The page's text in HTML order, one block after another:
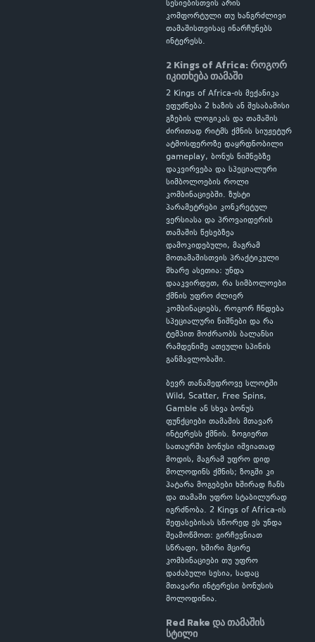
სესიებისთვის არის
კომფორტული თუ ხანგრძლივი
თამაშისთვისაც ინარჩუნებს
ინტერესს.
2 Kings of Africa: როგორ
იკითხება თამაში
2 Kings of Africa-ის მექანიკა
ეფუძნება 2 ხაზის ან შესაბამისი
გზების ლოგიკას და თამაშის
ძირითად რიტმს ქმნის სიუჟეტურ
ატმოსფეროზე დაყრდნობილი
gameplay, ბონუს ნიშნებზე
დაკვირვება და სპეციალური
სიმბოლოების როლი
კომბინაციებში. ზუსტი
პარამეტრები კონკრეტულ
ვერსიასა და პროვაიდერის
თამაშის წესებზეა
დამოკიდებული, მაგრამ
მოთამაშისთვის პრაქტიკული
მხარე ასეთია: უნდა
დააკვირდეთ, რა სიმბოლოები
ქმნის უფრო ძლიერ
კომბინაციებს, როგორ ჩნდება
სპეციალური ნიშნები და რა
ტემპით მოძრაობს ბალანსი
რამდენიმე ათეული სპინის
განმავლობაში.
ბევრ თანამედროვე სლოტში
Wild, Scatter, Free Spins,
Gamble ან სხვა ბონუს
ფუნქციები თამაშის მთავარ
ინტერესს ქმნის. ზოგიერთ
სათაურში ბონუსი იშვიათად
მოდის, მაგრამ უფრო დიდ
მოლოდინს ქმნის; ზოგში კი
პატარა მოგებები ხშირად ჩანს
და თამაში უფრო სტაბილურად
იგრძნობა. 2 Kings of Africa-ის
შეფასებისას სწორედ ეს უნდა
შეამოწმოთ: გირჩევნიათ
სწრაფი, ხშირი მცირე
კომბინაციები თუ უფრო
დაძაბული სესია, სადაც
მთავარი ინტერესი ბონუსის
მოლოდინია.
Red Rake და თამაშის
სტილი